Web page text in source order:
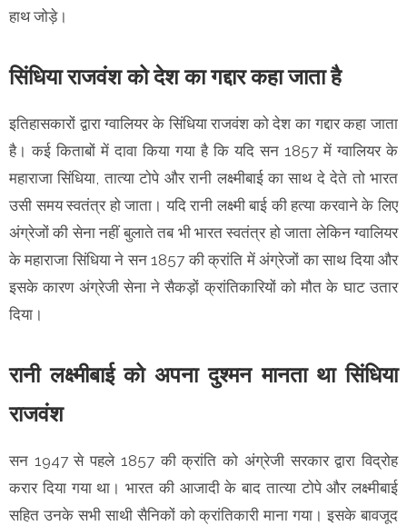
हाथ जोड़े।
सिंधिया राजवंश को देश का गद्दार कहा जाता है
इतिहासकारों द्वारा ग्वालियर के सिंधिया राजवंश को देश का गद्दार कहा जाता
है। कई किताबों में दावा किया गया है कि यदि सन 1857 में ग्वालियर के
महाराजा सिंधिया, तात्या टोपे और रानी लक्ष्मीबाई का साथ दे देते तो भारत
उसी समय स्वतंत्र हो जाता। यदि रानी लक्ष्मी बाई की हत्या करवाने के लिए
अंग्रेजों की सेना नहीं बुलाते तब भी भारत स्वतंत्र हो जाता लेकिन ग्वालियर
के महाराजा सिंधिया ने सन 1857 की क्रांति में अंग्रेजों का साथ दिया और
इसके कारण अंग्रेजी सेना ने सैकड़ों क्रांतिकारियों को मौत के घाट उतार
दिया।
रानी लक्ष्मीबाई को अपना दुश्मन मानता था सिंधिया
राजवंश
सन 1947 से पहले 1857 की क्रांति को अंग्रेजी सरकार द्वारा विद्रोह
करार दिया गया था। भारत की आजादी के बाद तात्या टोपे और लक्ष्मीबाई
सहित उनके सभी साथी सैनिकों को क्रांतिकारी माना गया। इसके बावजूद